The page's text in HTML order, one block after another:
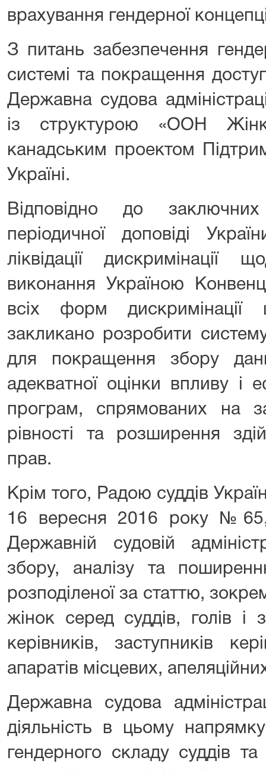
врахування гендерної
З питань забезпечення
системі та покращення
Державна судова
із структурою «ООН
канадським проектом
Україні.
Відповідно до
періодичної доповіді
ліквідації
виконання Україною
всіх форм дискримінації
закликано розробити
для покращення збору
адекватної оцінки впливу і
програм, спрямованих на
рівності та розширення
прав.
Крім того, Радою суддів
16 вересня 2016 року
Державній судовій
збору, аналізу та
розподіленої за статтю,
жінок серед суддів, голів і
керівників, заступників
апаратів місцевих,
Державна судова
діяльність в цьому
гендерного складу суддів та